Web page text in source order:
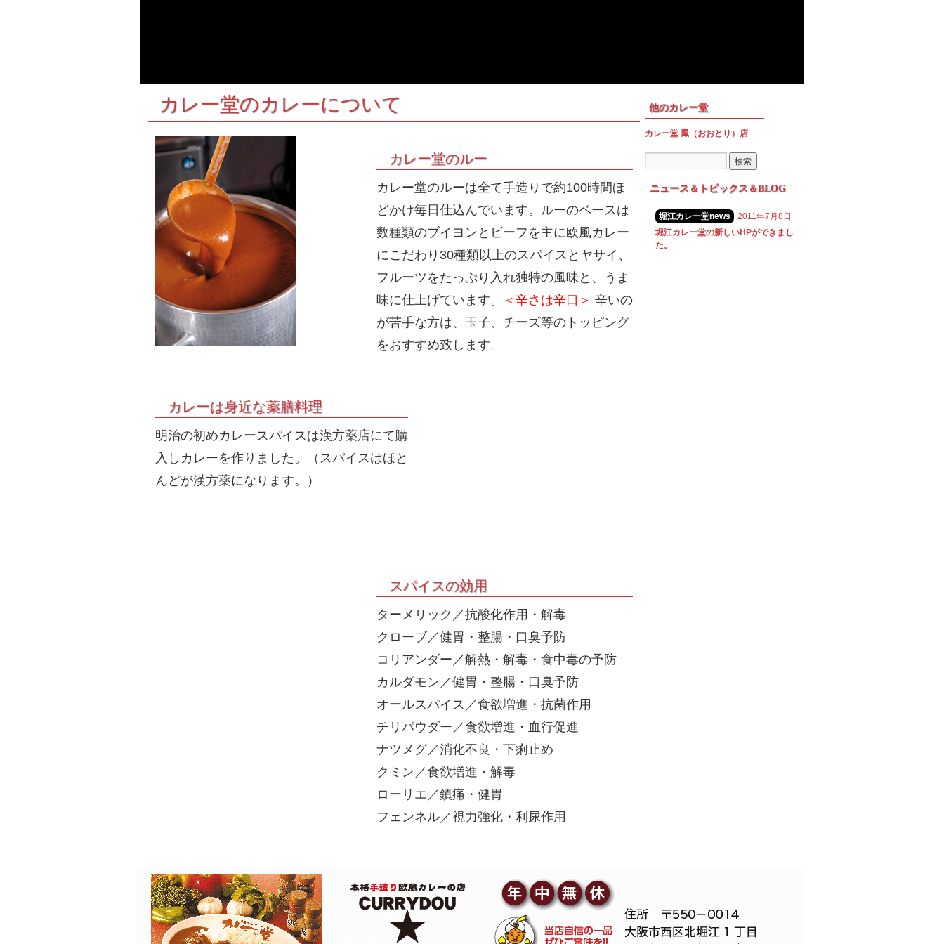
カレー堂のカレーについて
カレー堂のルー
カレー堂のルーは全て手造りで約100時間ほ
どかけ毎日仕込んでいます。ルーのベースは
数種類のブイヨンとビーフを主に欧風カレー
にこだわり30種類以上のスパイスとヤサイ、
フルーツをたっぷり入れ独特の風味と、うま
味に仕上げています。
＜辛さは辛口＞ 辛いの
が苦手な方は、玉子、チーズ等のトッピング
をおすすめ致します。
カレーは身近な薬膳料理
明治の初めカレースパイスは漢方薬店にて購
入しカレーを作りました。（スパイスはほと
んどが漢方薬になります。）
スパイスの効用
ターメリック／抗酸化作用・解毒
クローブ／健胃・整腸・口臭予防
コリアンダー／解熱・解毒・食中毒の予防
カルダモン／健胃・整腸・口臭予防
オールスパイス／食欲増進・抗菌作用
チリパウダー／食欲増進・血行促進
ナツメグ／消化不良・下痢止め
クミン／食欲増進・解毒
ローリエ／鎮痛・健胃
フェンネル／視力強化・利尿作用
他のカレー堂
カレー堂 鳳（おおとり）店
ニュース＆トピックス＆BLOG
堀江カレー堂news
2011年7月8日
堀江カレー堂の新しいHPができまし
た。